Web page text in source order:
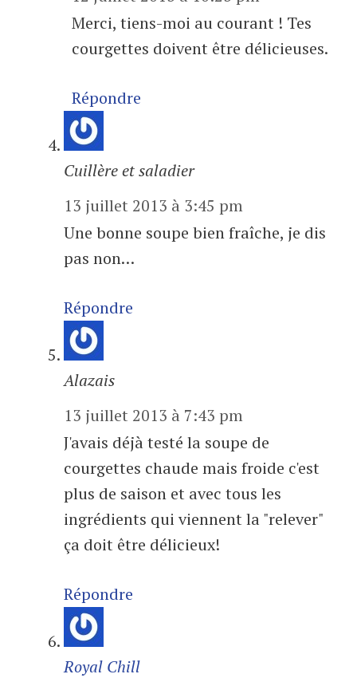
Merci, tiens-moi au courant ! Tes
courgettes doivent être délicieuses.
Répondre
Cuillère et saladier
13 juillet 2013 à 3:45 pm
Une bonne soupe bien fraîche, je dis
pas non…
Répondre
Alazais
13 juillet 2013 à 7:43 pm
J'avais déjà testé la soupe de
courgettes chaude mais froide c'est
plus de saison et avec tous les
ingrédients qui viennent la "relever"
ça doit être délicieux!
Répondre
Royal Chill